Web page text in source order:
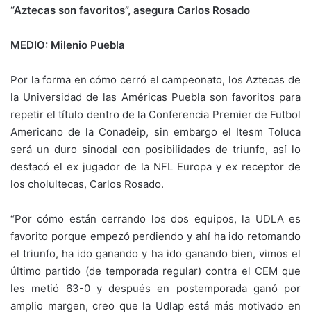
“Aztecas son favoritos”, asegura Carlos Rosado
MEDIO: Milenio Puebla
Por la forma en cómo cerró el campeonato, los Aztecas de
la Universidad de las Américas Puebla son favoritos para
repetir el título dentro de la Conferencia Premier de Futbol
Americano de la Conadeip, sin embargo el Itesm Toluca
será un duro sinodal con posibilidades de triunfo, así lo
destacó el ex jugador de la NFL Europa y ex receptor de
los cholultecas, Carlos Rosado.
“Por cómo están cerrando los dos equipos, la UDLA es
favorito porque empezó perdiendo y ahí ha ido retomando
el triunfo, ha ido ganando y ha ido ganando bien, vimos el
último partido (de temporada regular) contra el CEM que
les metió 63-0 y después en postemporada ganó por
amplio margen, creo que la Udlap está más motivado en